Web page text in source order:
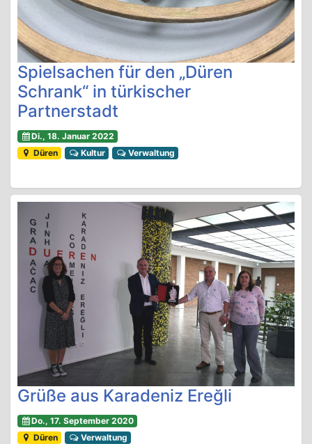
Spielsachen für den „Düren
Schrank“ in türkischer
Partnerstadt
Di., 18. Januar 2022
Düren
Kultur Verwaltung
Grüße aus Karadeniz Ereğli
Do., 17. September 2020
Düren
Verwaltung